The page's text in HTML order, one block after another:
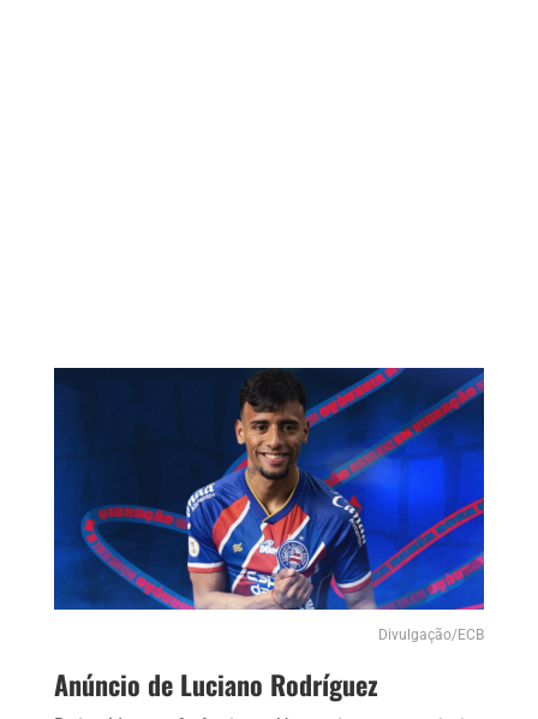
Divulgação/ECB
Anúncio de Luciano Rodríguez